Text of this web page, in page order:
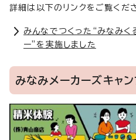
詳細は以下のリンクをご覧くださ
みんなでつくった“みなみく
ー”を実施しました
みなみメーカーズキャン